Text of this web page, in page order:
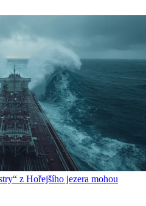
z Hořejšího jezera mohou